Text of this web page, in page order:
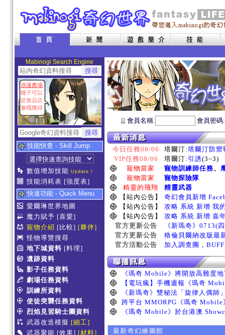
Mabinogi Search Engine
浪漫農場
種子可以
從食品店
兼職獲得
技能快查 - Skill Jump
數值增加技能 Update !
技能消耗表 [強度表]
快速功能 - Quick Menu
愛爾琳世界地圖
魔力賦予 [喜愛]
寵物介紹 [比較] [夥伴]
怪物導覽搜尋
地下城資料 [料理]
遺跡資料
影子任務資料
劇場任務資料
訓練所資料
使徒突襲任務資料
烈焰見習騎士團資料
武器改造模擬 [細工]
武器聚能 [效果] [材料]
會員名稱: 會員密
今日任務08/06 塔爾汀:塔爾汀防禦
VIP任務08/06
塔爾汀: 引誘(3~3)
寵物當家
寵物訓練師任務、
寵物當家
寵物探險隊
精靈的飛翔
精靈武器
【站內公告】
奇幻會員新增
【站內公告】
攻略 系統 新增 我
【站內公告】
攻略 系統 新增 嘉
官方更新公告
《新瑪奇》0713(
官方更新公告
格倫貝爾納改版最
官方活動公告
加入調查團，
最新奇幻繪圖館